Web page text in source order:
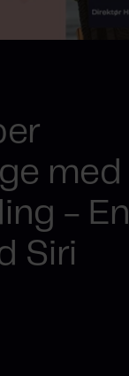
med
- En
Siri